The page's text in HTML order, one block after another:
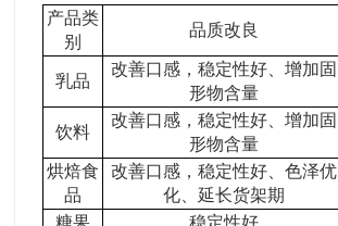
产品类
别
品质改良
乳品
改善口感，稳定性好、增加固
形物含量
饮料
改善口感，稳定性好、增加固
形物含量
烘焙食
品
改善口感，稳定性好、色泽优
化、延长货架期